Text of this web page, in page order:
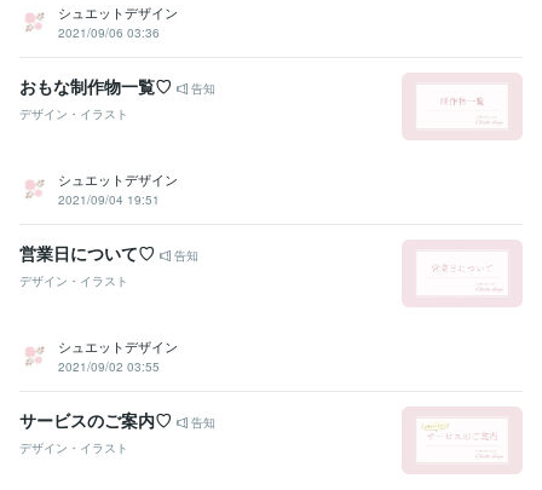
シュエットデザイン
2021/09/06 03:36
おもな制作物一覧♡
告知
デザイン・イラスト
シュエットデザイン
2021/09/04 19:51
営業日について♡
告知
デザイン・イラスト
シュエットデザイン
2021/09/02 03:55
サービスのご案内♡
告知
デザイン・イラスト